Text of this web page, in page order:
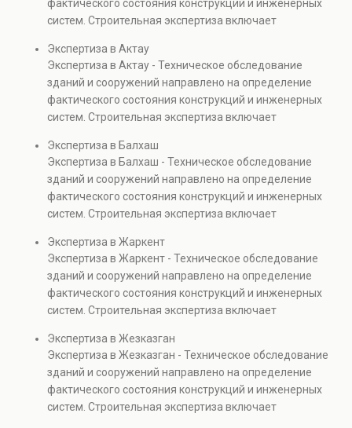
также при судебных разбирательствах и технических
проверках.
фактического состояния конструкций и инженерных
систем. Строительная экспертиза включает
элементов и оценку эксплуатационной безопасности.
Услуга востребована при покупке недвижимости,
капитальном ремонте и реконструкции объектов, а
также при судебных разбирательствах и технических
проверках.
Экспертиза в Актау
Экспертиза в Актау - Техническое обследование
зданий и сооружений направлено на определение
фактического состояния конструкций и инженерных
систем. Строительная экспертиза включает
элементов и оценку эксплуатационной безопасности.
Услуга востребована при покупке недвижимости,
капитальном ремонте и реконструкции объектов, а
также при судебных разбирательствах и технических
проверках.
Экспертиза в Балхаш
Экспертиза в Балхаш - Техническое обследование
зданий и сооружений направлено на определение
фактического состояния конструкций и инженерных
систем. Строительная экспертиза включает
элементов и оценку эксплуатационной безопасности.
Услуга востребована при покупке недвижимости,
капитальном ремонте и реконструкции объектов, а
также при судебных разбирательствах и технических
проверках.
Экспертиза в Жаркент
Экспертиза в Жаркент - Техническое обследование
зданий и сооружений направлено на определение
фактического состояния конструкций и инженерных
систем. Строительная экспертиза включает
элементов и оценку эксплуатационной безопасности.
Услуга востребована при покупке недвижимости,
капитальном ремонте и реконструкции объектов, а
также при судебных разбирательствах и технических
проверках.
Экспертиза в Жезказган
Экспертиза в Жезказган - Техническое обследование
зданий и сооружений направлено на определение
фактического состояния конструкций и инженерных
систем. Строительная экспертиза включает